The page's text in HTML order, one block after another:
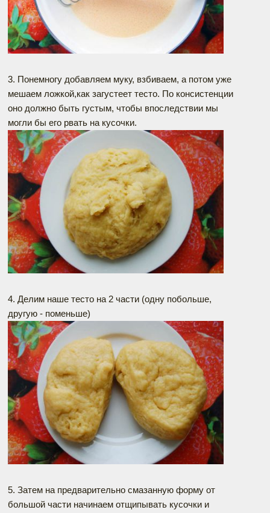
3. Понемногу добавляем муку, взбиваем, а потом уже
мешаем ложкой,как загустеет тесто. По консистенции
оно должно быть густым, чтобы впоследствии мы
могли бы его рвать на кусочки.
4. Делим наше тесто на 2 части (одну побольше,
другую - поменьше)
5. Затем на предварительно смазанную форму от
большой части начинаем отщипывать кусочки и